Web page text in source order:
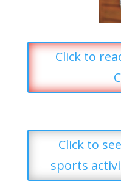
Click to
Click to
sports